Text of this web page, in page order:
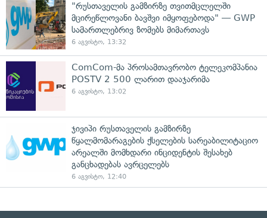
"რუსთაველის გამზირზე თვითმცლელში
მცირეწლოვანი ბავშვი იმყოფებოდა" — GWP
სამართლებრივ ზომებს მიმართავს
6 აგვისტო, 13:32
ComCom-მა პროსამთავრობო ტელეკომპანია
POSTV 2 500 ლარით დააჯარიმა
6 აგვისტო, 13:02
ჯივიპი რუსთაველის გამზირზე
წყალმომარაგების ქსელების სარეაბილიტაციო
არეალში მომხდარი ინციდენტის შესახებ
განცხადებას ავრცელებს
6 აგვისტო, 12:40